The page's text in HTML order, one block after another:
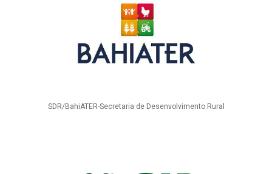
SDR/BahiATER-Secretaria de Desenvolvimento Rural